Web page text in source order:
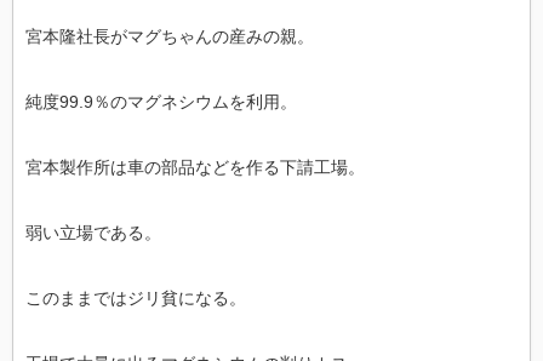
宮本隆社長がマグちゃんの産みの親。
純度99.9％のマグネシウムを利用。
宮本製作所は車の部品などを作る下請工場。
弱い立場である。
このままではジリ貧になる。